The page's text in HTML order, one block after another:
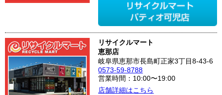
リサイクルマート
恵那店
岐阜県恵那市長島町正家3丁目8-43-6
0573-59-8788
営業時間：10:00〜19:00
店舗詳細はこちら